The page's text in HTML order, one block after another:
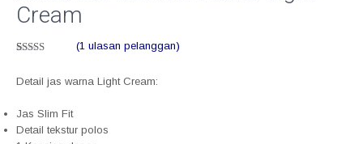
Cream
berdasarkan
(1 ulasan pelanggan)
Detail jas warna Light Cream:
Jas Slim Fit
Detail tekstur polos